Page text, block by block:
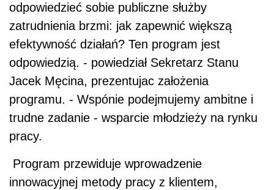
odpowiedzieć sobie publiczne służby
zatrudnienia brzmi: jak zapewnić większą
efektywność działań? Ten program jest
odpowiedzią. - powiedział Sekretarz Stanu
Jacek Męcina, prezentujac założenia
programu. - Wspónie podejmujemy ambitne i
trudne zadanie - wsparcie młodzieży na rynku
pracy.
Program przewiduje wprowadzenie
innowacyjnej metody pracy z klientem,